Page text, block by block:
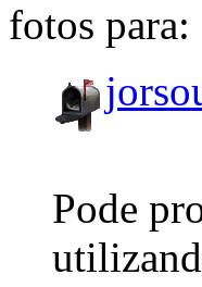
fotos para:
Pode